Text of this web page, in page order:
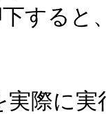
すると
実際に